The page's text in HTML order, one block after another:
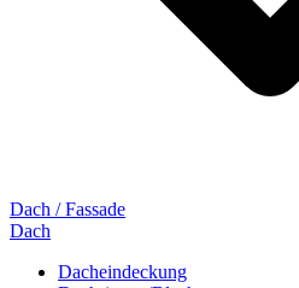
Dach / Fassade
Dach
Dacheindeckung